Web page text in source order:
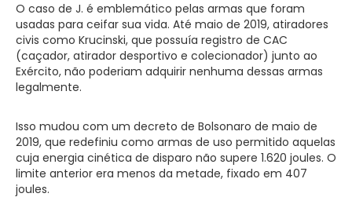
O caso de J. é emblemático pelas armas que foram
usadas para ceifar sua vida. Até maio de 2019, atiradores
civis como Krucinski, que possuía registro de CAC
(caçador, atirador desportivo e colecionador) junto ao
Exército, não poderiam adquirir nenhuma dessas armas
legalmente.
Isso mudou com um decreto de Bolsonaro de maio de
2019, que redefiniu como armas de uso permitido aquelas
cuja energia cinética de disparo não supere 1.620 joules. O
limite anterior era menos da metade, fixado em 407
joules.